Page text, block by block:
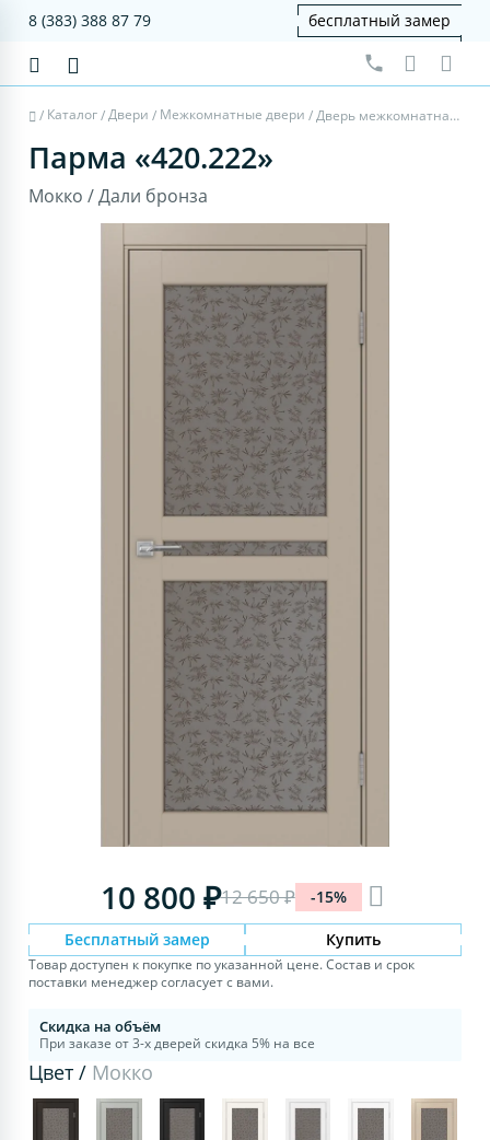
8 (383) 388 87 79 бесплатный замер
/ Каталог/Двери / Межкомнатные двери / Дверь межкомнатная Парма 420.222 - мокко, дали бронза
Парма «420.222»
Мокко / Дали бронза
10 800 ₽12 650 ₽ -15%
Бесплатный замер Купить
Товар доступен к покупке по указанной цене. Состав и срок
поставки менеджер согласует с вами.
Скидка на объём
При заказе от 3-х дверей скидка 5% на все
Цвет / Мокко